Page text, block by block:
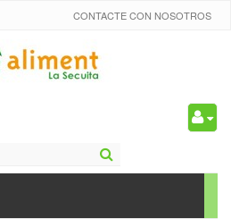
CONTACTE CON NOSOTROS